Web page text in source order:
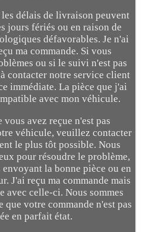
délais de livraison peuvent
jours fériés ou en raison de
défavorables. Je n'ai
ma commande. Si vous
ou si le suivi n'est pas
contacter notre service client
immédiate. La pièce que j'ai
avec mon véhicule.
vous avez reçue n'est pas
véhicule, veuillez contacter
le plus tôt possible. Nous
pour résoudre le problème,
la bonne pièce ou en
J'ai reçu ma commande mais
avec celle-ci. Nous sommes
que votre commande n'est pas
en parfait état.